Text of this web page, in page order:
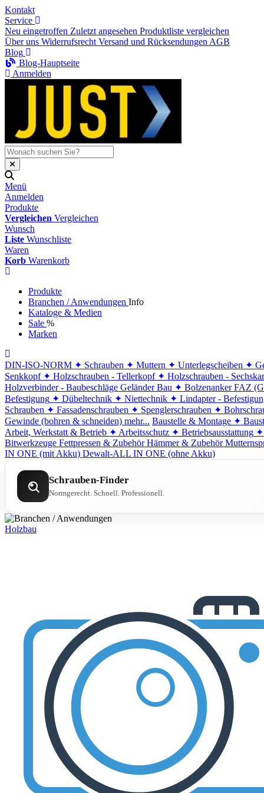
Kontakt
Service
Neu eingetroffen Zuletzt angesehen Produktliste vergleichen
Über uns Widerrufsrecht Versand und Rücksendungen AGB
Blog
Blog-Hauptseite
Anmelden
Menü
Anmelden
Produkte
Vergleichen Vergleichen
Wunsch
Liste Wunschliste
Waren
Korb Warenkorb
Produkte
Branchen / Anwendungen Info
Kataloge & Medien
Sale %
Marken
DIN-ISO-NORM ✦ Schrauben ✦ Muttern ✦ Unterlegscheiben ✦
Senkkopf ✦ Holzschrauben - Tellerkopf ✦ Holzschrauben -
Holzverbinder - Baubeschläge Geländer Bau ✦ Bolzenanker FAZ
Befestigung ✦ Dübeltechnik ✦ Niettechnik ✦ Lindapter -
Schrauben ✦ Fassadenschrauben ✦ Spenglerschrauben ✦
Gewinde (bohren & schneiden) mehr... Baustelle & Montage ✦
Arbeit, Werkstatt & Betrieb ✦ Arbeitsschutz ✦ Betriebsausstattung ✦
Bitwerkzeuge Fettpressen & Zubehör Hämmer & Zubehör
IN ONE (mit Akku) Dewalt-ALL IN ONE (ohne Akku)
Schrauben-Finder
Normgerecht. Schnell. Professionell.
Holzbau